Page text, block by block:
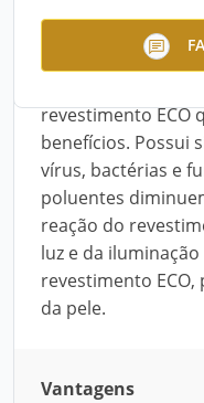
A coleção Ivy
para ambientes
revestimento ECO
benefícios. Possui
vírus, bactérias e
poluentes
reação do
luz e da
revestimento
da pele.
Vantagens